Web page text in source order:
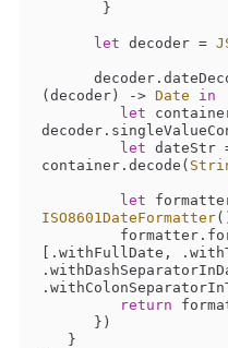
let decoder =
(decoder) -> Date
in
let
let dateStr
container.decode(
let
ISO8601DateFormatter
[.withFullDate,
return